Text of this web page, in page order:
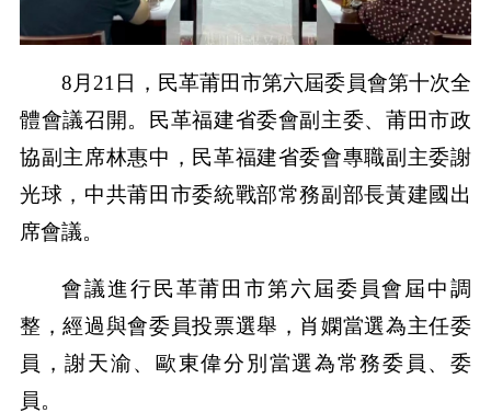
8月21日，民革莆田市第六屆委員會第十次全
體會議召開。民革福建省委會副主委、莆田市政
協副主席林惠中，民革福建省委會專職副主委謝
光球，中共莆田市委統戰部常務副部長黃建國出
席會議。
會議進行民革莆田市第六屆委員會屆中調
整，經過與會委員投票選舉，肖嫻當選為主任委
員，謝天渝、歐東偉分別當選為常務委員、委
員。